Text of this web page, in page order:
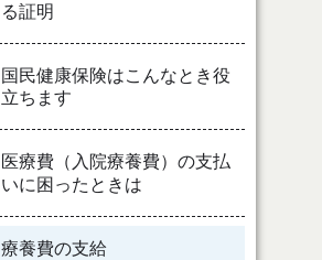
る証明
国民健康保険はこんなとき役
立ちます
医療費（入院療養費）の支払
いに困ったときは
療養費の支給